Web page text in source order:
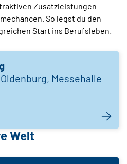
Zusatzleistungen
So legst du den
Start ins Berufsleben.
Messehalle
Welt